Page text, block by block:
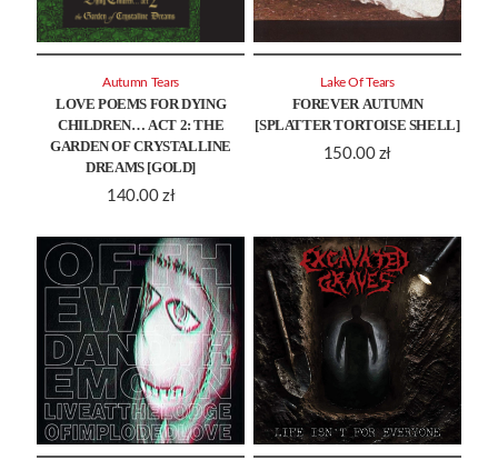
LOVE POEMS FOR DYING
CHILDREN… ACT 2: THE
GARDEN OF CRYSTALLINE
DREAMS [GOLD]
140.00 zł
Autumn Tears
FOREVER AUTUMN
[SPLATTER TORTOISE SHELL]
150.00 zł
Lake Of Tears